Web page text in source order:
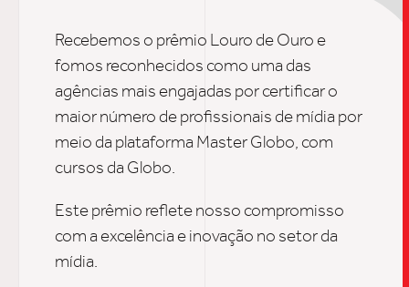
Recebemos o prêmio Louro de Ouro e
fomos reconhecidos como uma das
agências mais engajadas por certificar o
maior número de profissionais de mídia por
meio da plataforma Master Globo, com
cursos da Globo.
Este prêmio reflete nosso compromisso
com a excelência e inovação no setor da
mídia.